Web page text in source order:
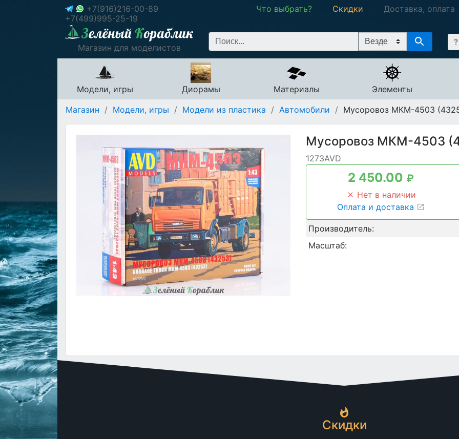
+7(916)216-00-89
+7(499)995-25-19
Что выбрать? Скидки Доставка, оплата
Магазин для моделистов
Модели, игры Диорамы Материалы
Элементы
Магазин / Модели, игры / Модели из пластика / Автомобили / Мусоровоз МКМ-4503
Мусоровоз МКМ-4503
1273AVD
2 450.00 ₽
Нет в наличии
Оплата и доставка
Производитель:
Масштаб:
Скидки